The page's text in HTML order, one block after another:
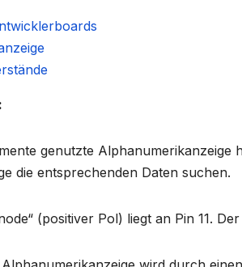
genutzte
die entsprechenden Daten suchen.
(positiver Pol) liegt an Pin 11.